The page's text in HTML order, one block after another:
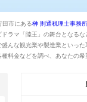
田市にある榊 則通税理士事務所
ラマ「陸王」の舞台となる
んな観光業や製造業といっ
料金などを調べ、あなたの